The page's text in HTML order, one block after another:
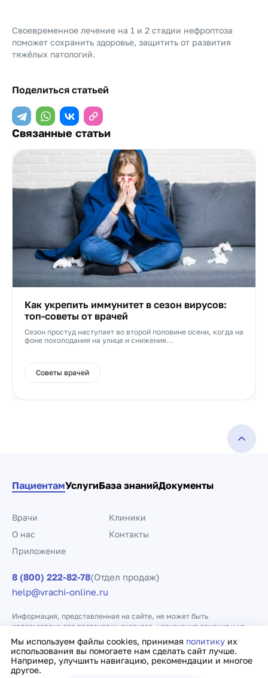
Своевременное лечение на 1 и 2 стадии нефроптоза
поможет сохранить здоровье, защитить от развития
тяжёлых патологий.
Поделиться статьей
Связанные статьи
Как укрепить иммунитет в сезон вирусов:
топ-советы от врачей
Сезон простуд наступает во второй половине осени, когда на
фоне похолодания на улице и снижения...
Советы врачей
Мы используем файлы cookies, принимая политику их
использования вы помогаете нам сделать сайт лучше.
Например, улучшить навигацию, рекомендации и многое
другое.
ПациентамУслугиБаза знанийДокументы
Врачи
Клиники
О нас
Контакты
Приложение
8 (800) 222-82-78(Отдел продаж)
help@vrachi-online.ru
Информация, представленная на сайте, не может быть
использована для постановки диагноза, назначения лечения и не
заменяет прием врача.
Политика конфиденциальности Договор оферты